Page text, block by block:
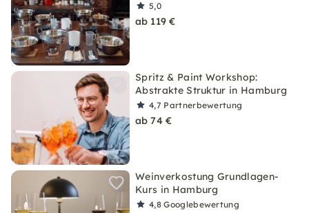
5,0
ab 119 €
Spritz & Paint Workshop:
Abstrakte Struktur in Hamburg
4,7 Partnerbewertung
ab 74 €
Weinverkostung Grundlagen-
Kurs in Hamburg
4,8Googlebewertung